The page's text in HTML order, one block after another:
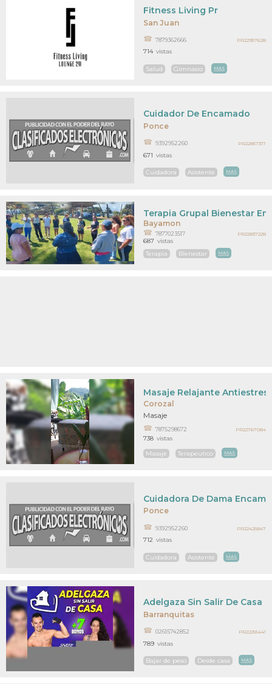
San Juan
Fitness Living Pr
7879362666
Salud Gimnasio MAS
714 vistas
PR22957628
Ponce
Cuidador De Encamado
9392952260
Cuidadora Asistente MAS
671 vistas
PR22857317
Bayamon
Terapia Grupal Bienestar
7877023517
Terapia Bienestar MAS
687 vistas
PR22837228
Corozal
Masaje Relajante Antiestres
Masaje
7875298672
Masaje Terapeutico MAS
738 vistas
PR22767084
Ponce
Cuidadora De Dama
9392952260
Cuidadora Asistente MAS
712 vistas
PR22425847
Barranquitas
Adelgaza Sin Salir De Casa
02615742852
Bajar de peso Desde casa MAS
789 vistas
PR22255441